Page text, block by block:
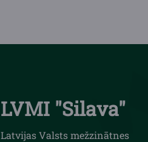
LVMI "Silava"
Latvijas Valsts mežzinātnes